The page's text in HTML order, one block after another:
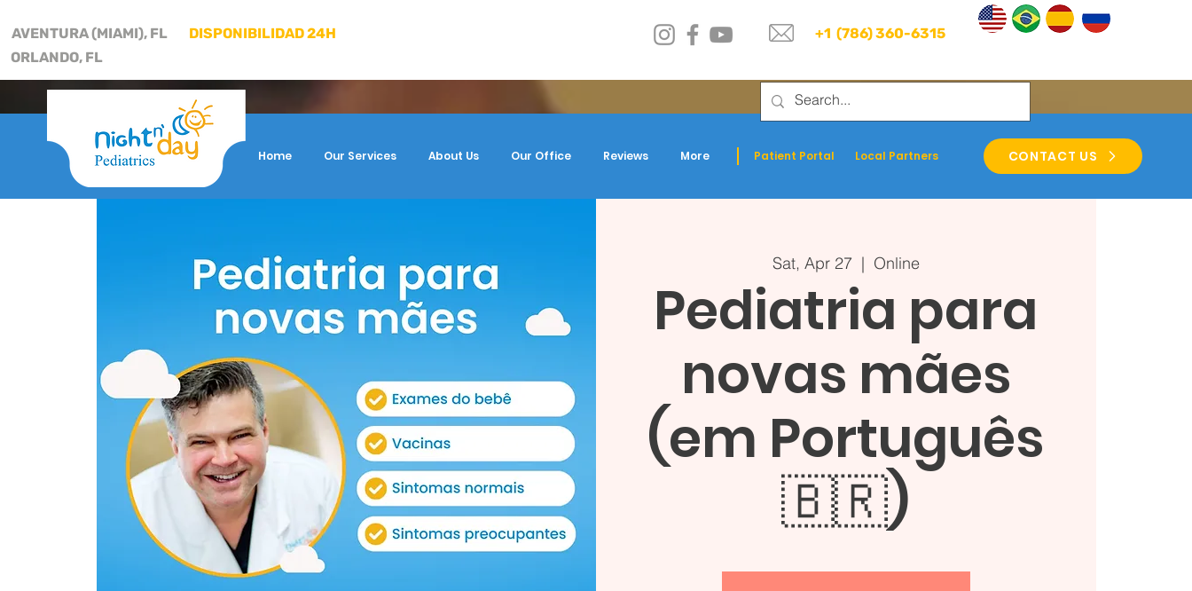
AVENTURA (MIAMI), FL
DISPONIBILIDAD 24H
ORLANDO, FL
+1 (786) 360-6315
Home Our Services About Us Our Office Reviews More Patient Portal Local Partners CONTACT US
Sat, Apr 27
  |
Online
Pediatria para
novas mães
(em Português
🇧🇷)